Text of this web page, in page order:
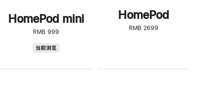
HomePod mini
RMB 999
当前浏览
HomePod
RMB 2699